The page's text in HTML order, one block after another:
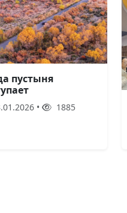
пустыня
• 1885